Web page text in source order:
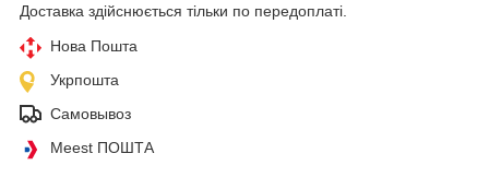
Доставка здійснюється тільки по передоплаті.
Нова Пошта
Укрпошта
Самовывоз
Meest ПОШТА